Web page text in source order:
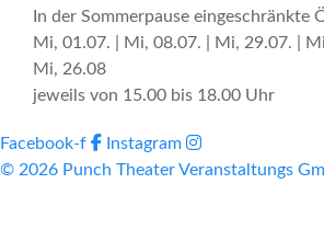
In der Sommerpause eingeschränkte
Mi, 01.07. | Mi, 08.07. | Mi, 29.07. |
Mi, 26.08
jeweils von 15.00 bis 18.00 Uhr
Facebook-f
Instagram
© 2026 Punch Theater Veranstaltungs